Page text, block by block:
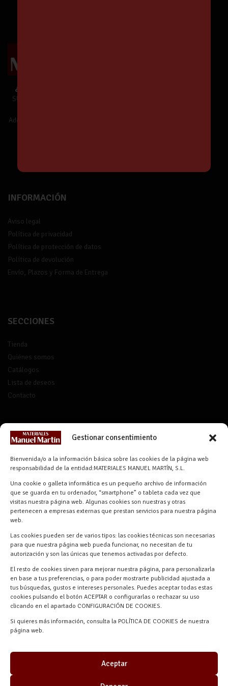
Gestionar consentimiento
Bienvenida/o a la información básica sobre las cookies de la página web
responsabilidad de la entidad:MATERIALES MANUEL MARTÍN, S.L.
Una cookie o galleta informática es un pequeño archivo de información
que se guarda en tu ordenador, “smartphone” o tableta cada vez que
visitas nuestra página web. Algunas cookies son nuestras y otras
pertenecen a empresas externas que prestan servicios para nuestra página
web.
Las cookies pueden ser de varios tipos: las cookies técnicas son necesarias
para que nuestra página web pueda funcionar, no necesitan de tu
autorización y son las únicas que tenemos activadas por defecto.
El resto de cookies sirven para mejorar nuestra página, para personalizarla
en base a tus preferencias, o para poder mostrarte publicidad ajustada a
tus búsquedas, gustos e intereses personales. Puedes aceptar todas estas
cookies pulsando el botón ACEPTAR o configurarlas o rechazar su uso
clicando en el apartado CONFIGURACIÓN DE COOKIES.
Si quieres más información, consulta la POLÍTICA DE COOKIES de nuestra
página web.
Aceptar
¿Te unes a Nuestra Comunidad?
SUSCRÍBETE y estarás informado de
Además,
INFORMACIÓN
Aviso legal
Política de privacidad
Política de protección de datos
Política de devolución
Envío, Plazos y Forma de Entrega
SECCIONES
Tienda
Quiénes somos
Catálogos
Lista de deseos
Contacto
CONTACTO
info@materialesmanuelmartin.com
921 57 52 29
618 59 79 72 (Solo WhatsApp)
Materiales Manuel Martín Ctra.
Turégano-Navas de Oro, 47, 40280
Navalmanzano, Segovia, ESPAÑA
Desarrollado por